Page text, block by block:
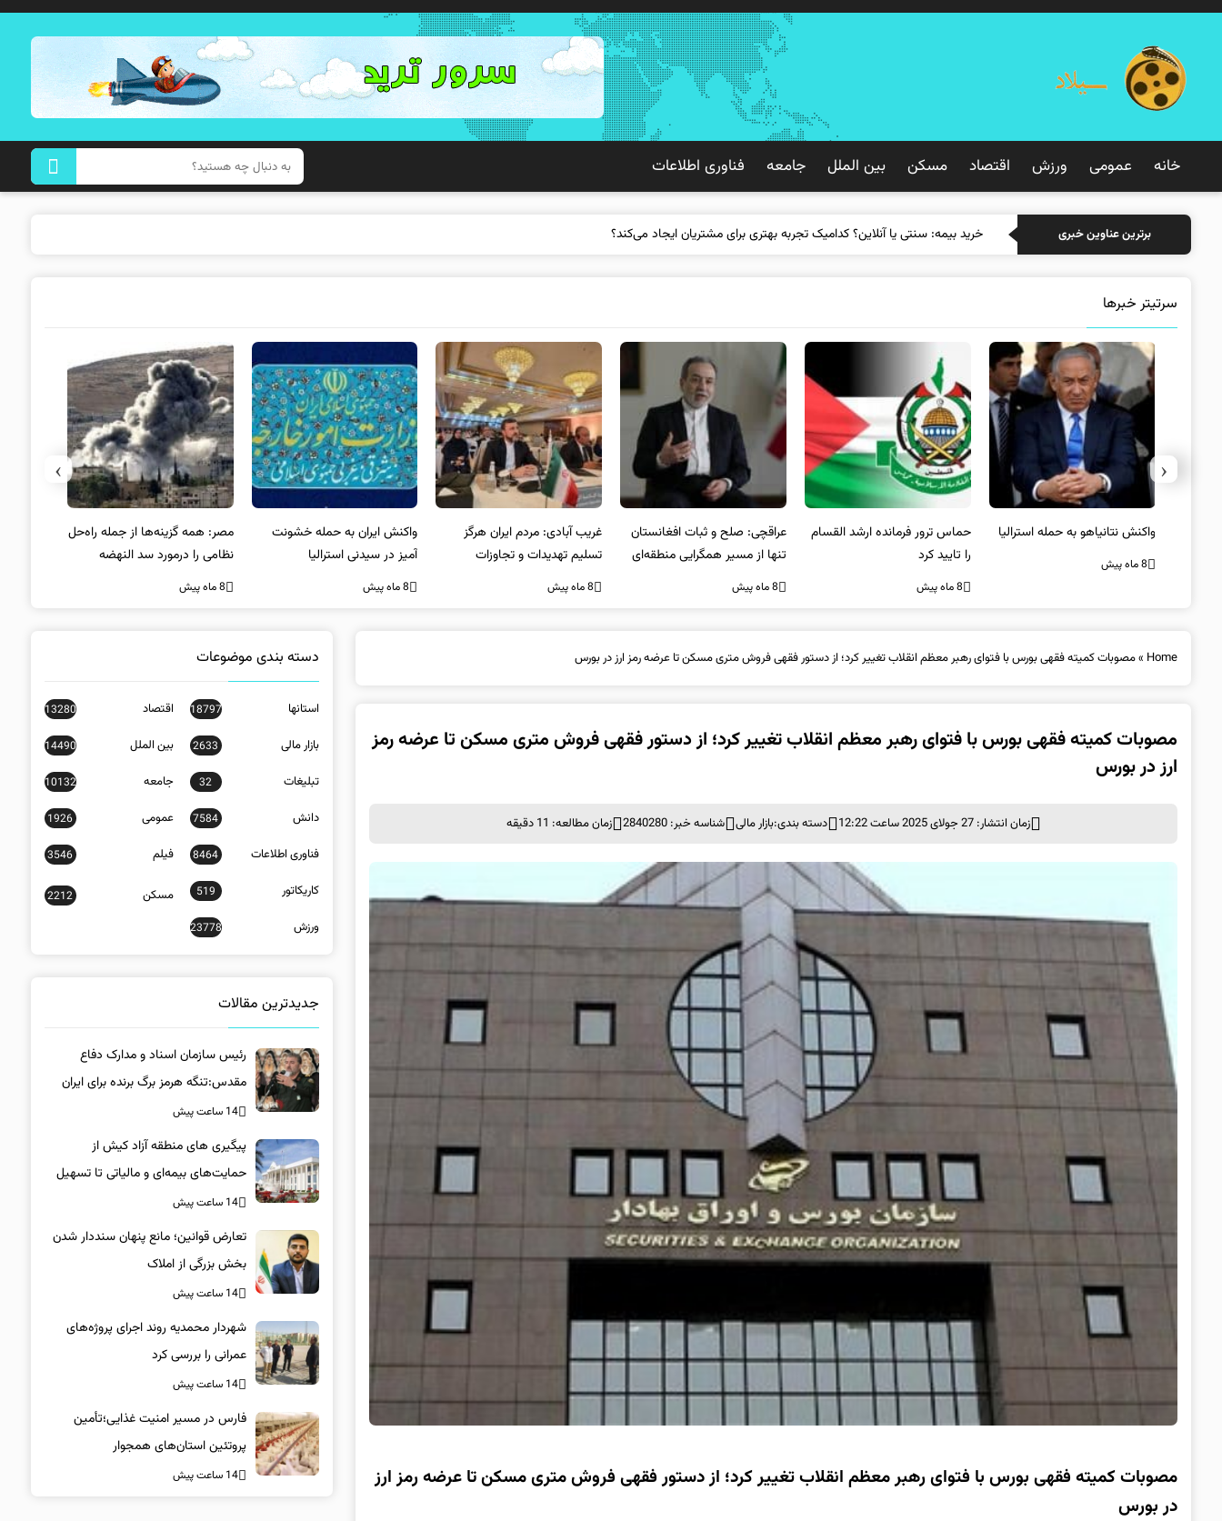
خانه عمومی ورزش اقتصاد مسکن بین الملل جامعه فناوری اطلاعات
برترین عناوین خبری خرید بیمه: سنتی یا آ
سرتیتر خبرها
واکنش نتانیاهو به حمله استرالیا
8 ماه پیش
حماس ترور فرمانده ارشد القسام
را تایید کرد
8 ماه پیش
عراقچی: صلح و ثبات افغانستان
تنها از مسیر همگرایی منطقه‌ای
محقق می‌شود
8 ماه پیش
غریب آبادی: مردم ایران هرگز
تسلیم تهدیدات و تجاوزات
نخواهند شد و متحد و منسجم
8 ماه پیش
واکنش ایران به حمله خشونت
آمیز در سیدنی استرالیا
8 ماه پیش
مصر: همه گزینه‌ها از جمله راه‌حل
نظامی را درمورد سد النهضه
بررسی می‌کنیم
8 ماه پیش
‹
›
Home
»مصوبات کمیته فقهی بورس با فتوای رهبر معظم انقلاب تغییر کرد؛ از دستور فقهی فروش متری مسکن تا عرضه رمز ارز در بورس
مصوبات کمیته فقهی بورس با فتوای رهبر معظم انقلاب تغییر کرد؛ از دستور فقهی فروش متری مسکن تا عرضه رمز
ارز در بورس
زمان انتشار: 27 جولای 2025 ساعت 12:22 دسته بندی:بازار مالی شناسه خبر: 2840280 زمان مطالعه: 11 دقیقه
مصوبات کمیته فقهی بورس با فتوای رهبر معظم انقلاب تغییر کرد؛ از دستور فقهی فروش متری مسکن تا عرضه رمز ارز
در بورس
دسته بندی موضوعات
استانها 18797 اقتصاد 13280
بازار مالی 2633 بین الملل 14490
تبلیغات 32 جامعه 10132
دانش 7584 عمومی 1926
فناوری اطلاعات 8464 فیلم 3546
کاریکاتور 519 مسکن 2212
ورزش 23778
جدیدترین مقالات
رئیس سازمان اسناد و مدارک دفاع
مقدس:تنگه هرمز برگ برنده برای ایران
است
14 ساعت پیش
پیگیری های منطقه آزاد کیش از
حمایت‌های بیمه‌ای و مالیاتی تا تسهیل
خروج کالا
14 ساعت پیش
تعارض قوانین؛ مانع پنهان سنددار شدن
بخش بزرگی از املاک
14 ساعت پیش
شهردار محمدیه روند اجرای پروژه‌های
عمرانی را بررسی کرد
14 ساعت پیش
فارس در مسیر امنیت غذایی؛تأمین‌
پروتئین استان‌های همجوار
14 ساعت پیش